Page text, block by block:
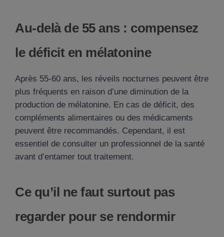
Au-delà de 55 ans : compensez
le déficit en mélatonine
Après 55-60 ans, les réveils nocturnes peuvent être
plus fréquents en raison d’une diminution de la
production de mélatonine. En cas de déficit, des
compléments alimentaires ou des médicaments
peuvent être recommandés. Cependant, il est
essentiel de consulter un professionnel de la santé
avant d’entamer tout traitement.
Ce qu’il ne faut surtout pas
regarder pour se rendormir